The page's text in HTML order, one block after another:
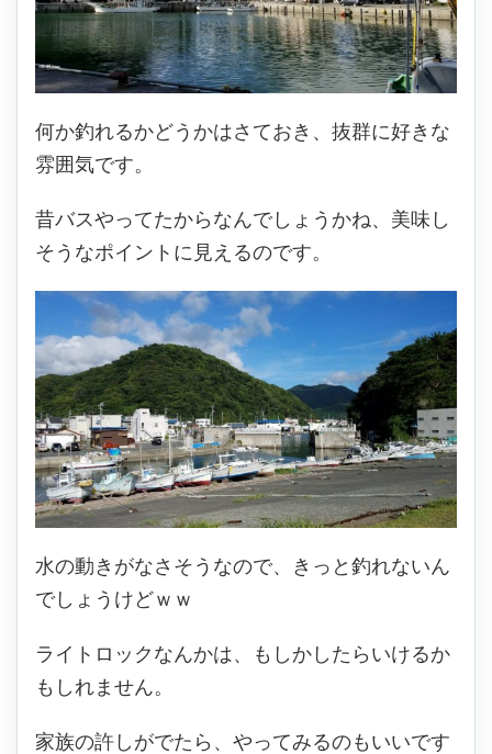
何か釣れるかどうかはさておき、抜群に好きな
雰囲気です。
昔バスやってたからなんでしょうかね、美味し
そうなポイントに見えるのです。
水の動きがなさそうなので、きっと釣れないん
でしょうけどｗｗ
ライトロックなんかは、もしかしたらいけるか
もしれません。
家族の許しがでたら、やってみるのもいいです